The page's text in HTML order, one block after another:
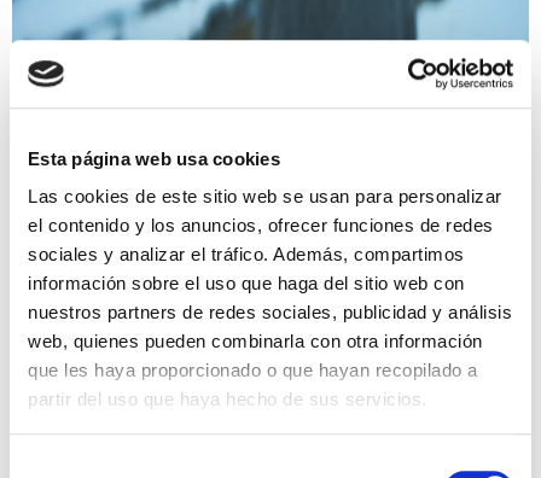
Esta página web usa cookies
Las cookies de este sitio web se usan para personalizar
el contenido y los anuncios, ofrecer funciones de redes
sociales y analizar el tráfico. Además, compartimos
información sobre el uso que haga del sitio web con
nuestros partners de redes sociales, publicidad y análisis
web, quienes pueden combinarla con otra información
que les haya proporcionado o que hayan recopilado a
partir del uso que haya hecho de sus servicios.
Blog
Últimas entradas
MAMICHEQ: revisión del embarazo con consulta y
ecografía obstétrica